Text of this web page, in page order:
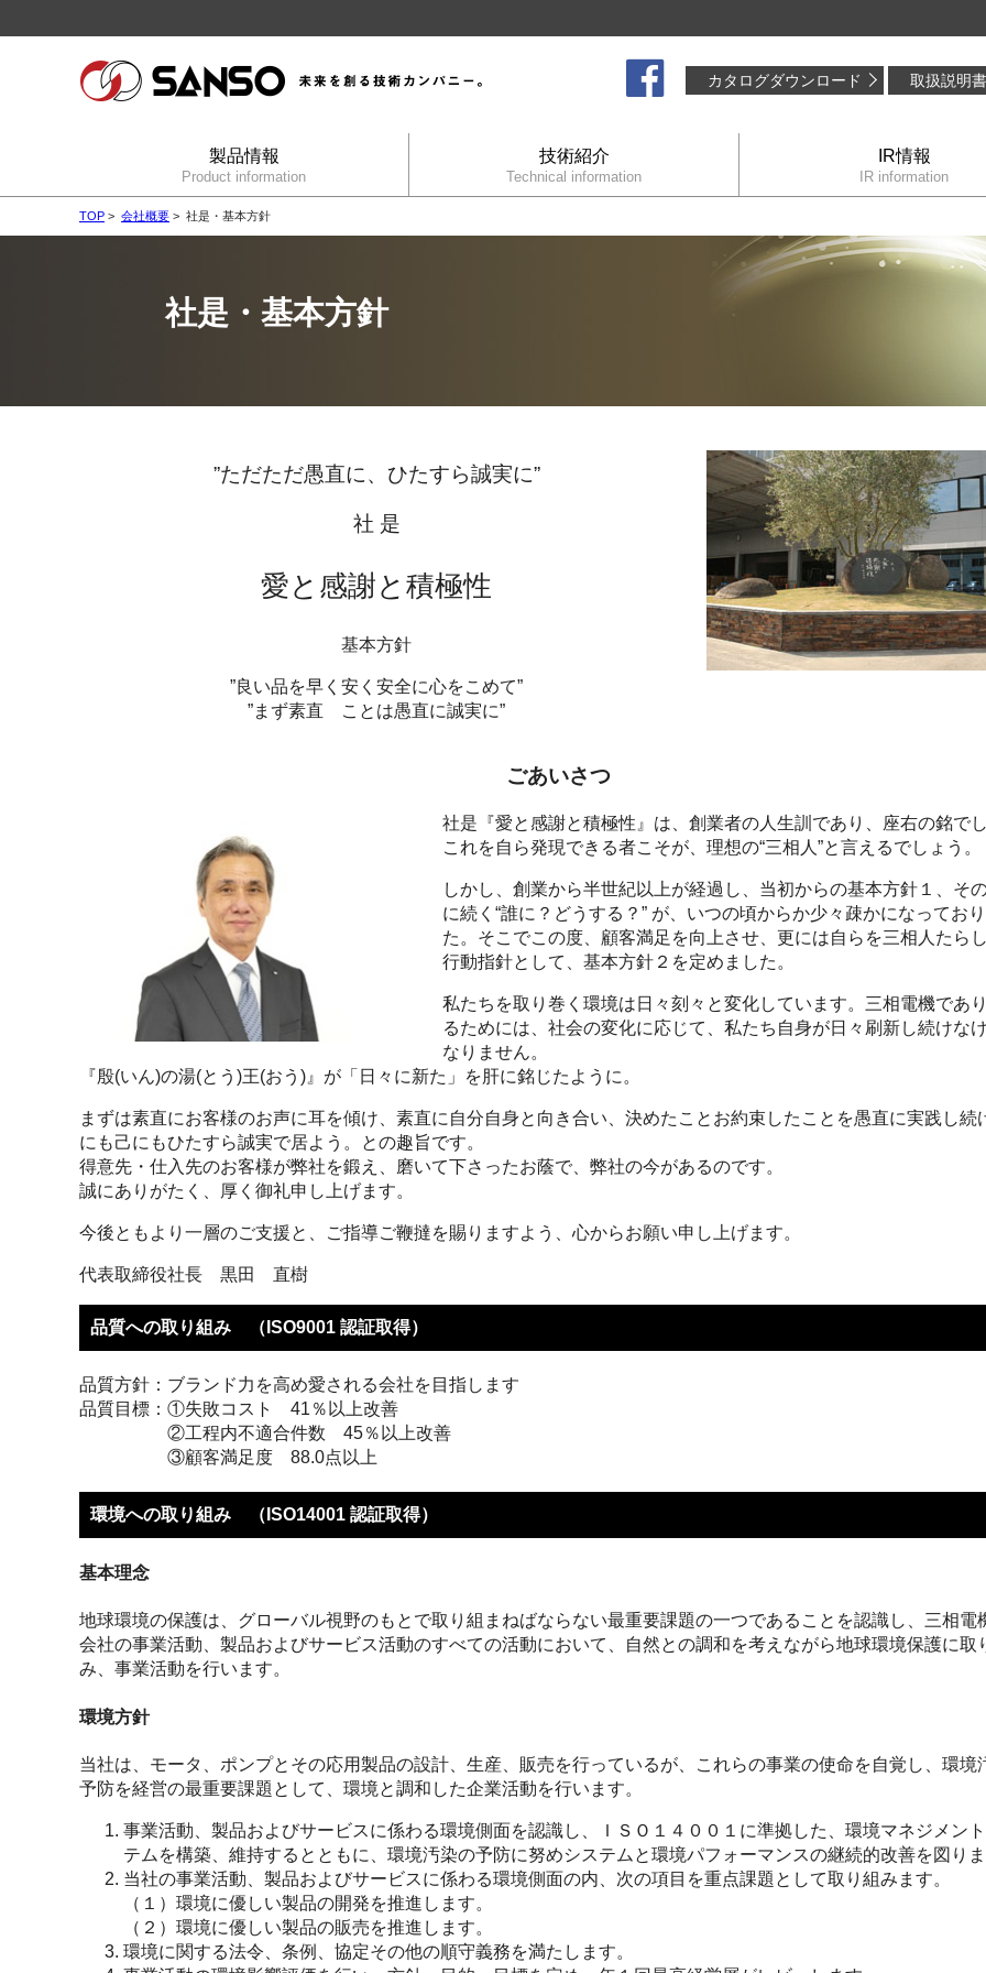
カタログダウンロード 取扱説明書
製品情報
Product information
技術紹介
Technical information
IR情報
IR information
TOP > 会社概要 > 社是・基本方針
社是・基本方針
”ただただ愚直に、ひたすら誠実に”
社 是
愛と感謝と積極性
基本方針
”良い品を早く安く安全に心をこめて”
”まず素直 ことは愚直に誠実に”
ごあいさつ
社是『愛と感謝と積極性』は、創業者の人生訓であり、座右の銘でし
これを自ら発現できる者こそが、理想の“三相人”と言えるでしょう。
しかし、創業から半世紀以上が経過し、当初からの基本方針１、そ
に続く“誰に？どうする？” が、いつの頃からか少々疎かになってお
た。そこでこの度、顧客満足を向上させ、更には自らを三相人たら
行動指針として、基本方針２を定めました。
私たちを取り巻く環境は日々刻々と変化しています。三相電機であ
るためには、社会の変化に応じて、私たち自身が日々刷新し続けな
なりません。
『殷(いん)の湯(とう)王(おう)』が「日々に新た」を肝に銘じたように。
まずは素直にお客様のお声に耳を傾け、素直に自分自身と向き合い、決めたことお約束したことを愚直に実践し続
にも己にもひたすら誠実で居よう。との趣旨です。
得意先・仕入先のお客様が弊社を鍛え、磨いて下さったお蔭で、弊社の今があるのです。
誠にありがたく、厚く御礼申し上げます。
今後ともより一層のご支援と、ご指導ご鞭撻を賜りますよう、心からお願い申し上げます。
代表取締役社長 黒田 直樹
品質への取り組み （ISO9001 認証取得）
品質方針： ブランド力を高め愛される会社を目指します
品質目標： ①失敗コスト 41％以上改善
②工程内不適合件数 45％以上改善
③顧客満足度 88.0点以上
環境への取り組み （ISO14001 認証取得）
基本理念
地球環境の保護は、グローバル視野のもとで取り組まねばならない最重要課題の一つであることを認識し、三相電
会社の事業活動、製品およびサービス活動のすべての活動において、自然との調和を考えながら地球環境保護に取
み、事業活動を行います。
環境方針
当社は、モータ、ポンプとその応用製品の設計、生産、販売を行っているが、これらの事業の使命を自覚し、環境
予防を経営の最重要課題として、環境と調和した企業活動を行います。
事業活動、製品およびサービスに係わる環境側面を認識し、ＩＳＯ１４００１に準拠した、環境マネジメン
テムを構築、維持するとともに、環境汚染の予防に努めシステムと環境パフォーマンスの継続的改善を図りま
当社の事業活動、製品およびサービスに係わる環境側面の内、次の項目を重点課題として取り組みます。
（１）環境に優しい製品の開発を推進します。
（２）環境に優しい製品の販売を推進します。
環境に関する法令、条例、協定その他の順守義務を満たします。